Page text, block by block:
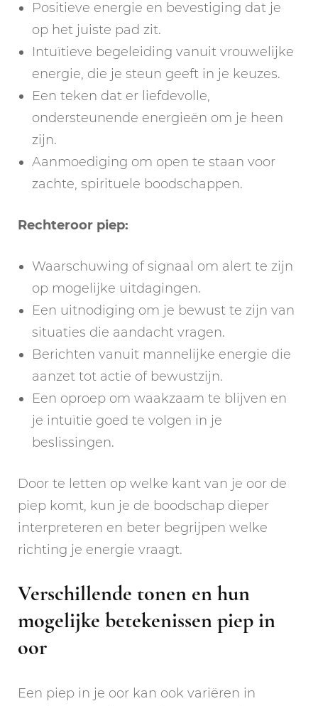
Positieve energie en bevestiging dat je
op het juiste pad zit.
Intuïtieve begeleiding vanuit vrouwelijke
energie, die je steun geeft in je keuzes.
Een teken dat er liefdevolle,
ondersteunende energieën om je heen
zijn.
Aanmoediging om open te staan voor
zachte, spirituele boodschappen.
Rechteroor piep:
Waarschuwing of signaal om alert te zijn
op mogelijke uitdagingen.
Een uitnodiging om je bewust te zijn van
situaties die aandacht vragen.
Berichten vanuit mannelijke energie die
aanzet tot actie of bewustzijn.
Een oproep om waakzaam te blijven en
je intuïtie goed te volgen in je
beslissingen.
Door te letten op welke kant van je oor de
piep komt, kun je de boodschap dieper
interpreteren en beter begrijpen welke
richting je energie vraagt.
Verschillende tonen en hun
mogelijke betekenissen piep in
oor
Een piep in je oor kan ook variëren in